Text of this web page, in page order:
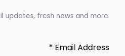
updates, fresh news and more!